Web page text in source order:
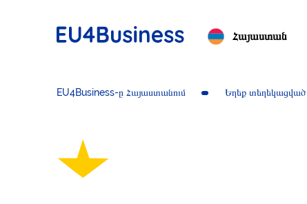
EU4Business-ը Հայաստանում Եղեք տեղեկացված
Հայաստան